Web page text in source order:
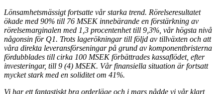
Lönsamhetsmässigt fortsatte vår starka trend. Rörelseresultatet
ökade med 90% till 76 MSEK innebärande en förstärkning av
rörelsemarginalen med 1,3 procentenhet till 9,3%, vår högsta nivå
någonsin för Q1. Trots lagerökningar till följd av tillväxten och att
våra direkta leveransförseningar på grund av komponentbristerna
fördubblades till cirka 100 MSEK förbättrades kassaflödet, efter
investeringar, till 9 (4) MSEK. Vår finansiella situation är fortsatt
mycket stark med en soliditet om 41%.
Vi har ett fantastiskt bra orderläge och i mars nådde vi vår klart